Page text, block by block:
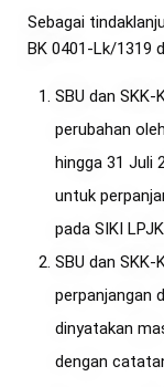
Sebagai
BK 0401-Lk/1319
SBU dan
perubahan
hingga 31 Juli
untuk
pada SIKI
SBU dan
perpanjangan
dinyatakan
dengan